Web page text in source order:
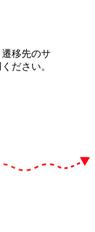
移先のサ
ださい。